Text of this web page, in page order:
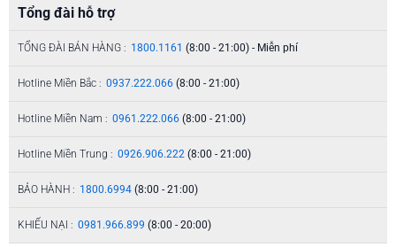
Tổng đài hỗ trợ
TỔNG ĐÀI BÁN HÀNG : 1800.1161 (8:00 - 21:00) - Miễn phí
Hotline Miền Bắc : 0937.222.066 (8:00 - 21:00)
Hotline Miền Nam : 0961.222.066 (8:00 - 21:00)
Hotline Miền Trung : 0926.906.222 (8:00 - 21:00)
BẢO HÀNH : 1800.6994 (8:00 - 21:00)
KHIẾU NẠI : 0981.966.899 (8:00 - 20:00)